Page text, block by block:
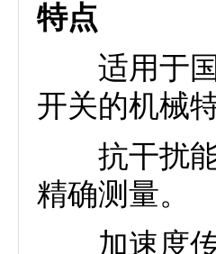
特点
适用于国
开关的机械
抗干扰能
精确测量。
加速度传